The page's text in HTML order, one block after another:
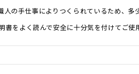
人の手仕事によりつくられているため、多
書をよく読んで安全に十分気を付けてご使